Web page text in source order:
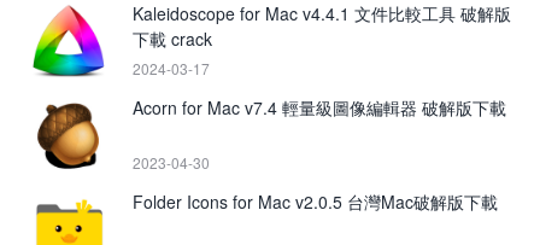
Kaleidoscope for Mac v4.4.1 文件比較工具 破解版
下載 crack
2024-03-17
Acorn for Mac v7.4 輕量級圖像編輯器 破解版下載
2023-04-30
Folder Icons for Mac v2.0.5 台灣Mac破解版下載